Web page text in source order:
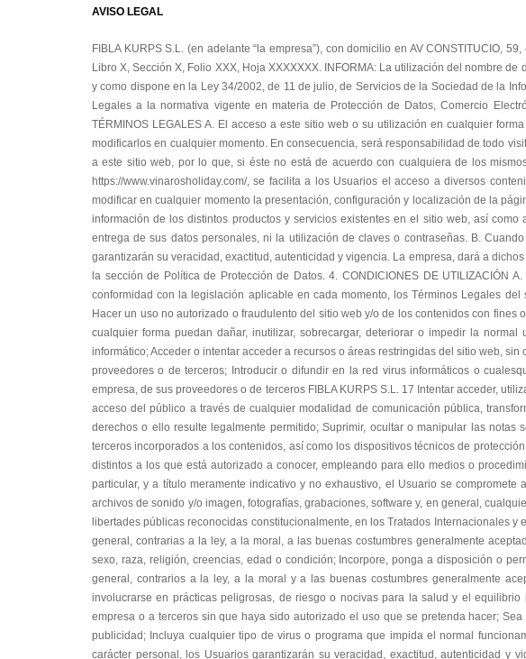
AVISO LEGAL
FIBLA KURPS S.L. (en adelante “la empresa”), con domicilio en AV CONSTITUCIO, 59, 43530, ALCANAR (TARRAGONA), y con NIF B43289974, inscrita en el Registro Mercantil de __________, Tomo XXXX, Libro X, Sección X, Folio XXX, Hoja XXXXXXX. INFORMA: La utilización del nombre de dominio https://www.vinarosholiday.com/ se encuentra debidamente registrado por la empresa, con todas las garantías, tal y como dispone en la Ley 34/2002, de 11 de julio, de Servicios de la Sociedad de la Información y del Comercio Electrónico. No obstante, se pone de manifiesto la plena adecuación de los presentes Términos Legales a la normativa vigente en materia de Protección de Datos, Comercio Electrónico, Condiciones Contratación, Propiedad Intelectual y demás disposiciones subsidiarias. 1. ACEPTACIÓN DE LOS TÉRMINOS LEGALES A. El acceso a este sitio web o su utilización en cualquier forma implica la aceptación de todas y cada una de los presentes Términos Legales, reservándose la empresa el derecho a modificarlos en cualquier momento. En consecuencia, será responsabilidad de todo visitante y/o Usuario, la atenta lectura de los Términos Legales de uso vigente en cada una de las ocasiones en que acceda a este sitio web, por lo que, si éste no está de acuerdo con cualquiera de los mismos aquí dispuestos, deberá abstenerse respecto al uso de la presente página web. 2. OBJETO A. Por medio de la web https://www.vinarosholiday.com/, se facilita a los Usuarios el acceso a diversos contenidos, servicios, información y datos (los "contenidos"), puestos a su disposición. La empresa se reserva el derecho de modificar en cualquier momento la presentación, configuración y localización de la página web, así como los contenidos, productos y servicios en él dispuestos. 3. CONDICIONES DE ACCESO A. El acceso a la información de los distintos productos y servicios existentes en el sitio web, así como a su navegación será libre y gratuita no exigiéndose por tanto a los Usuarios el pertinente registro con la consecuente entrega de sus datos personales, ni la utilización de claves o contraseñas. B. Cuando para el acceso a determinados contenidos o servicios sea necesario facilitar datos de carácter personal, los Usuarios garantizarán su veracidad, exactitud, autenticidad y vigencia. La empresa, dará a dichos datos el tratamiento automatizado que corresponda en función de su naturaleza o finalidad, en los términos indicados en la sección de Política de Protección de Datos. 4. CONDICIONES DE UTILIZACIÓN A. El Usuario se compromete a hacer un uso adecuado y lícito del sitio web así como de los contenidos y servicios, de conformidad con la legislación aplicable en cada momento, los Términos Legales del sitio web, la moral y buenas costumbres generalmente aceptadas y el orden público.El Usuario deberá abstenerse de: Hacer un uso no autorizado o fraudulento del sitio web y/o de los contenidos con fines o efectos ilícitos, prohibidos en los presentes Términos Legales, lesivos de los derechos e intereses de terceros, o que de cualquier forma puedan dañar, inutilizar, sobrecargar, deteriorar o impedir la normal utilización de los servicios o los documentos, archivos y toda clase de contenidos almacenados en cualquier equipo informático; Acceder o intentar acceder a recursos o áreas restringidas del sitio web, sin cumplir las condiciones exigidas para dicho acceso; Provocar daños en los sistemas físicos o lógicos del sitio web, de sus proveedores o de terceros; Introducir o difundir en la red virus informáticos o cualesquiera otros sistemas físicos o lógicos que sean susceptibles de provocar daños en los sistemas físicos o lógicos de la empresa, de sus proveedores o de terceros FIBLA KURPS S.L. 17 Intentar acceder, utilizar y/o manipular los datos de la empresa, terceros proveedores y otros Usuarios; Reproducir o copiar, distribuir, permitir el acceso del público a través de cualquier modalidad de comunicación pública, transformar o modificar los contenidos, a menos que se cuente con la autorización expresa del titular de los correspondientes derechos o